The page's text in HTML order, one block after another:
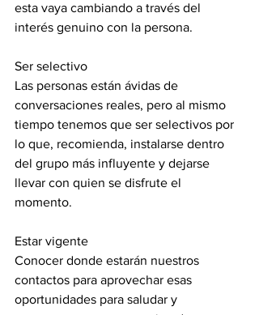
esta vaya cambiando a través del
interés genuino con la persona.
Ser selectivo
Las personas están ávidas de
conversaciones reales, pero al mismo
tiempo tenemos que ser selectivos por
lo que, recomienda, instalarse dentro
del grupo más influyente y dejarse
llevar con quien se disfrute el
momento.
Estar vigente
Conocer donde estarán nuestros
contactos para aprovechar esas
oportunidades para saludar y